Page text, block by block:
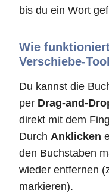
bis du ein Wort
Wie
Verschiebe-
Du kannst die
per Drag-and-
direkt mit dem
Durch Anklicken
den Buchstaben
wieder entfernen
markieren).